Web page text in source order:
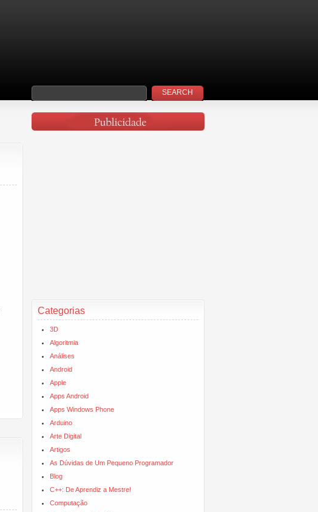
Categorias
3D
Algoritmia
Análises
Android
Apple
Apps Android
Apps Windows Phone
Arduino
Arte Digital
Artigos
As Dúvidas de Um Pequeno Programador
Blog
C++: De Aprendiz a Mestre!
Computação